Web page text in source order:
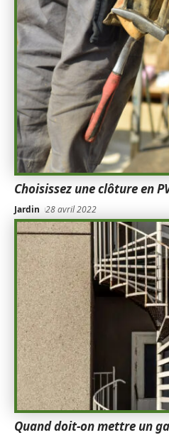
Choisissez une clôture en
Jardin 28 avril 2022
Quand doit-on mettre un